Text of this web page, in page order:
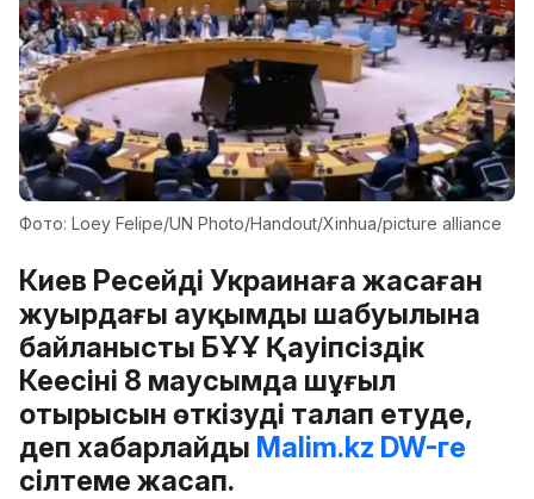
Фото: Loey Felipe/UN Photo/Handout/Xinhua/picture alliancе
Киев Ресейдің Украинаға жасаған
жуырдағы ауқымды шабуылына
байланысты БҰҰ Қауіпсіздік
Кеңесінің 8 маусымда шұғыл
отырысын өткізуді талап етуде,
деп хабарлайды Malim.kz DW-ге
сілтеме жасап.